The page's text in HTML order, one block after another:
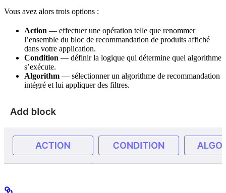
Vous avez alors trois options :
Action — effectuer une opération telle que renommer
l’ensemble du bloc de recommandation de produits affiché
dans votre application.
Condition — définir la logique qui détermine quel algorithme
s’exécute.
Algorithm — sélectionner un algorithme de recommandation
intégré et lui appliquer des filtres.